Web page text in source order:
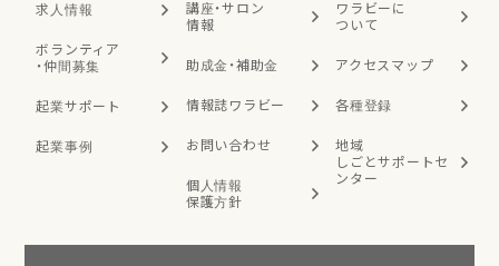
求人情報
ボランティア
・仲間募集
起業サポート
起業事例
講座・サロン
情報
助成金・補助金
情報誌ワラビー
お問い合わせ
個人情報
保護方針
ワラビーに
ついて
アクセスマップ
各種登録
地域
しごとサポートセ
ンター